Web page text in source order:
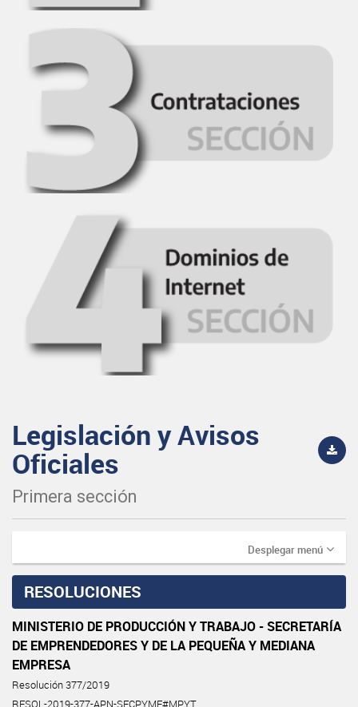
Legislación y Avisos
Oficiales
Primera sección
Desplegar menú
RESOLUCIONES
MINISTERIO DE PRODUCCIÓN Y TRABAJO - SECRETARÍA
DE EMPRENDEDORES Y DE LA PEQUEÑA Y MEDIANA
EMPRESA
Resolución 377/2019
RESOL-2019-377-APN-SECPYME#MPYT